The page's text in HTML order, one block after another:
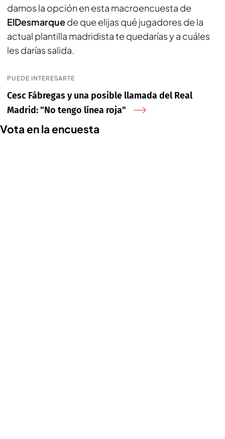
damos la opción en esta macroencuesta de
ElDesmarquede que elijas qué jugadores de la
actual plantilla madridista te quedarías y a cuáles
les darías salida.
PUEDE INTERESARTE
Cesc Fábregas y una posible llamada del Real
Madrid: "No tengo línea roja"
Vota en la encuesta